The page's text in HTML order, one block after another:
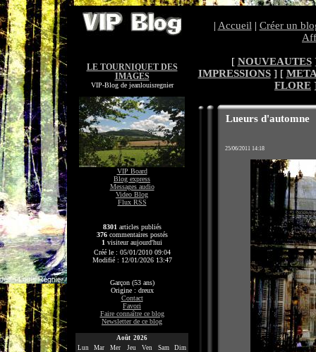
LE TOURNIQUET DES
IMAGES
VIP-Blog de jeanlouisregnier
VIP Board
Blog express
Messages audio
Video Blog
Flux RSS
8301 articles publiés
376commentaires postés
1 visiteur aujourd'hui
Créé le : 05/01/2010 09:04
Modifié : 12/01/2026 13:47
Garçon (53 ans)
Origine : dreux
Contact
Favori
Faire connaître ce blog
Newsletter de ce blog
Août 2026
Lun
Mar Mer Jeu Ven Sam
Dim
| Accueil | Créer un
[ NOUVEAUTES
IMPRESSIONS] [
FLORE
Lueurs d'automne
25/06/2011 14:18